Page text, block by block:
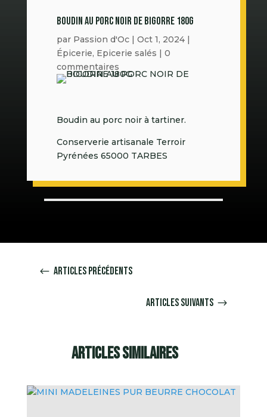
BOUDIN AU PORC NOIR DE BIGORRE 180G
par Passion d'Oc| Oct 1, 2024|
Épicerie, Epicerie salés | 0
commentaires
Boudin au porc noir à tartiner.
Conserverie artisanale Terroir
Pyrénées 65000 TARBES
# Articles précédents
Articles suivants $
Articles similaires